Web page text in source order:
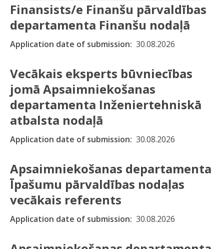
Finansists/e Finanšu pārvaldības
departamenta Finanšu nodaļā
Application date of submission 30.08.2026
Vecākais eksperts būvniecības
jomā Apsaimniekošanas
departamenta Inženiertehniskā
atbalsta nodaļā
Application date of submission 30.08.2026
Apsaimniekošanas departamenta
Īpašumu pārvaldības nodaļas
vecākais referents
Application date of submission 30.08.2026